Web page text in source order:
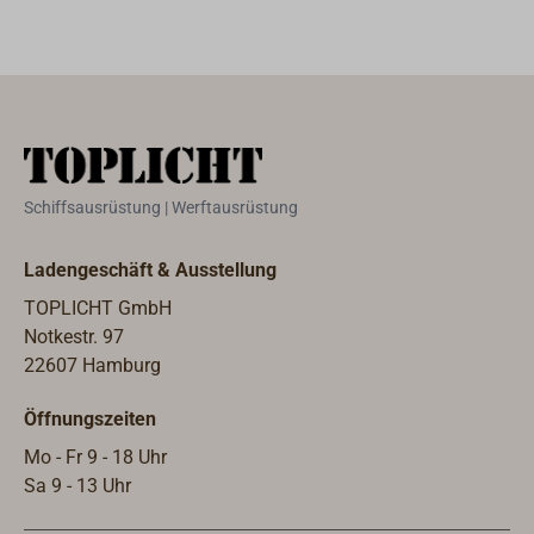
und
leistungsstarke
Rückschlagventil
.
Übertischmodell
mit
gebogenen
Auslauf und
vertikalem
Schiffsausrüstung | Werftausrüstung
Ladengeschäft & Ausstellung
TOPLICHT GmbH
Notkestr. 97
22607 Hamburg
Öffnungszeiten
Mo - Fr 9 - 18 Uhr
Sa 9 - 13 Uhr